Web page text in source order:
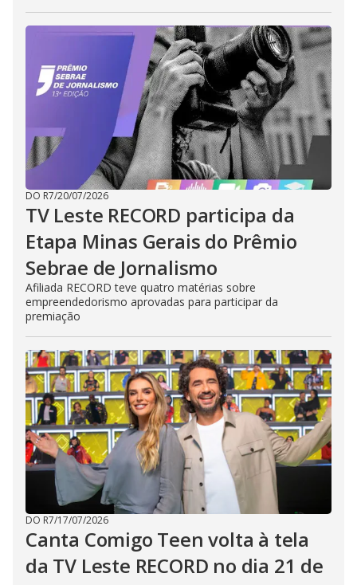
DO R7/20/07/2026
TV Leste RECORD participa da
Etapa Minas Gerais do Prêmio
Sebrae de Jornalismo
Afiliada RECORD teve quatro matérias sobre
empreendedorismo aprovadas para participar da
premiação
DO R7/17/07/2026
Canta Comigo Teen volta à tela
da TV Leste RECORD no dia 21 de